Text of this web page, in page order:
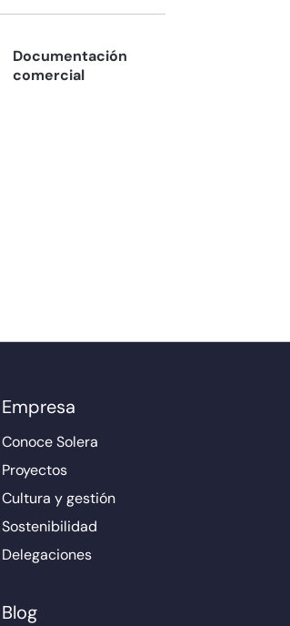
Documentación
comercial
Empresa
Conoce Solera
Proyectos
Cultura y gestión
Sostenibilidad
Delegaciones
Blog